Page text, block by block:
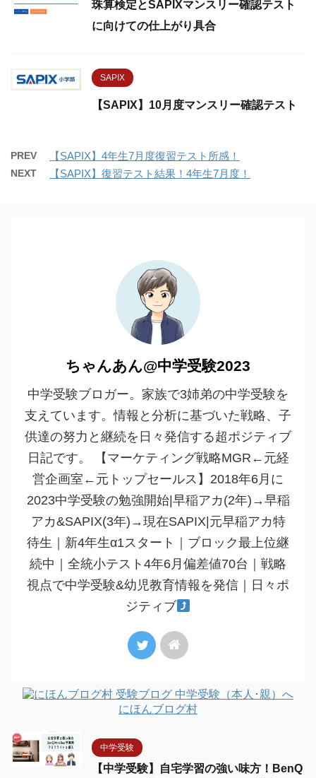
珠算検定とSAPIXマンスリー確認テスト
に向けての仕上がり具合
SAPIX
【SAPIX】10月度マンスリー確認テスト
PREV 【SAPIX】4年生7月度復習テスト所感！
NEXT 【SAPIX】復習テスト結果！4年生7月度！
ちゃんあん@中学受験2023
中学受験ブロガー。家族で3姉弟の中学受験を
支えています。情報と分析に基づいた戦略、子
供達の努力と継続を日々発信する超ポジティブ
日記です。 【マーケティング戦略MGR←元経
営企画室←元トップセールス】2018年6月に
2023中学受験の勉強開始|早稲アカ(2年)→早稲
アカ&SAPIX(3年)→現在SAPIX|元早稲アカ特
待生｜新4年生α1スタート｜ブロック最上位継
続中｜全統小テスト4年6月偏差値70台｜戦略
視点で中学受験&幼児教育情報を発信｜日々ポ
ジティブ
にほんブログ村
中学受験
【中学受験】自宅学習の強い味方！BenQ